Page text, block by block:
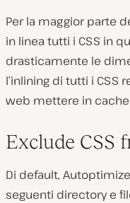
Per la maggior parte
in linea tutti i CSS in
drasticamente le
l’inlining di tutti i
web mettere in cache
Exclude CSS
Di default,
seguenti directory e